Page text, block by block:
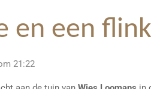
en een
21:22